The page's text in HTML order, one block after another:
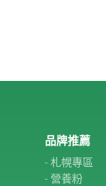
品牌推薦
札幌專區
營養粉